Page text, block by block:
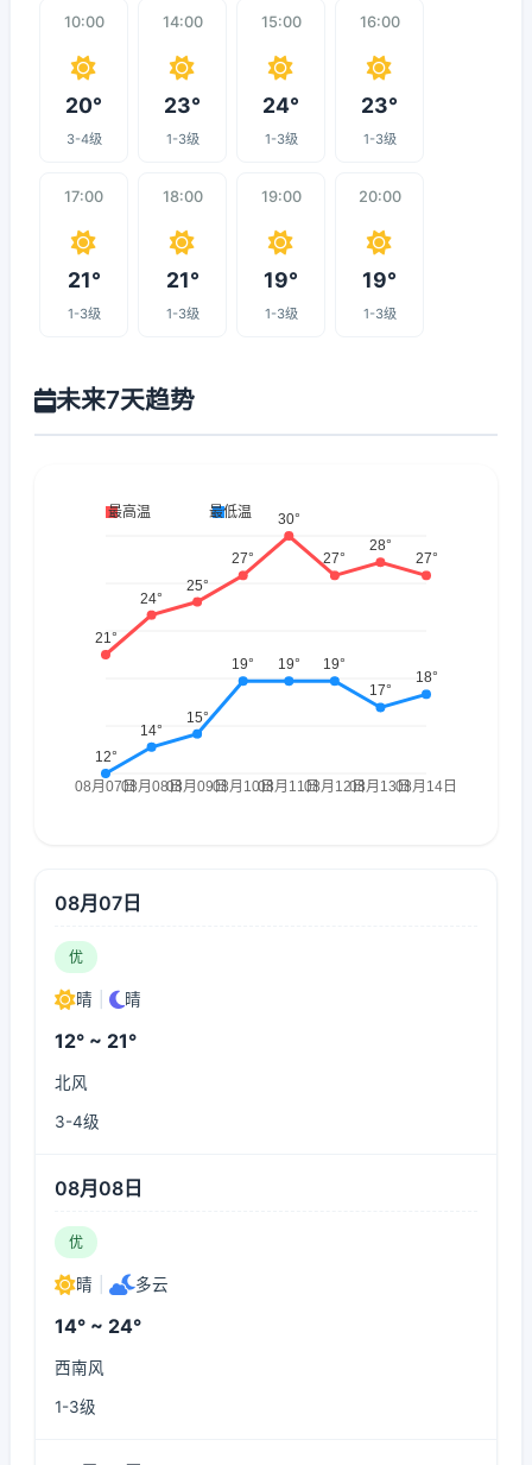
10:00
20°
3-4级
14:00
23°
1-3级
15:00
24°
1-3级
16:00
23°
1-3级
17:00
21°
1-3级
18:00
21°
1-3级
19:00
19°
1-3级
20:00
19°
1-3级
未来7天趋势
08月07日
优
晴 晴
12° ~ 21°
北风
3-4级
08月08日
优
晴 多云
14° ~ 24°
西南风
1-3级